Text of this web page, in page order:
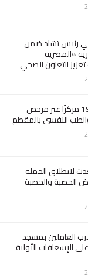
رئيس تشاد ضمن
«المصرية –
التعاون الصحي
الصحة : اغلاق 19 مركزًا غير مرخص
النفسي بالمقطم
لانطلاق الحملة
الحصبة والحصبة
العاملين بمسجد
الإسعافات الأولية